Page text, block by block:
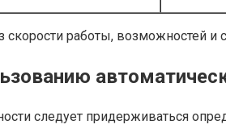
работы, возможностей
следует придерживаться